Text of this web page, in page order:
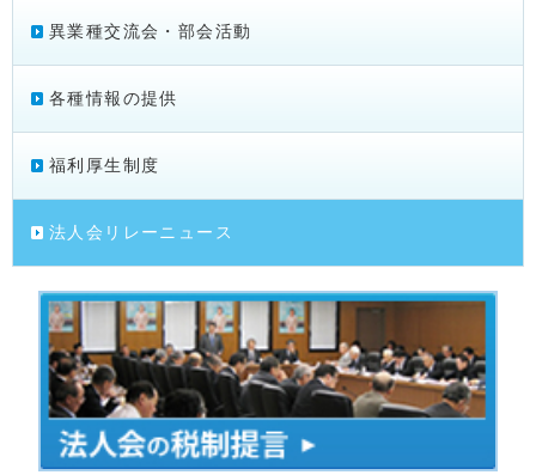
異業種交流会・部会活動
各種情報の提供
福利厚生制度
法人会リレーニュース